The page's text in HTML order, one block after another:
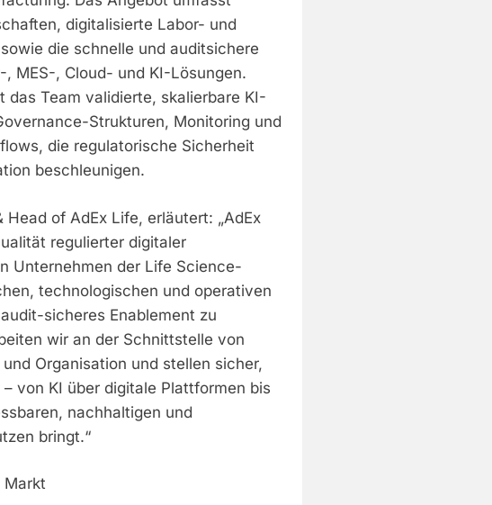
digitalisierte Labor- und
die schnelle und auditsichere
, MES-, Cloud- und KI-Lösungen.
das Team validierte, skalierbare KI-
Strukturen, Monitoring und
die regulatorische Sicherheit
beschleunigen.
Head of AdEx Life, erläutert: „AdEx
regulierter digitaler
Unternehmen der Life Science-
technologischen und operativen
sicheres Enablement zu
wir an der Schnittstelle von
Organisation und stellen sicher,
von KI über digitale Plattformen bis
nachhaltigen und
bringt.“
Markt